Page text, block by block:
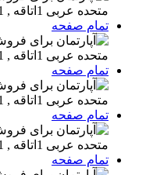
تمام صفحه
تمام صفحه
تمام صفحه
تمام صفحه